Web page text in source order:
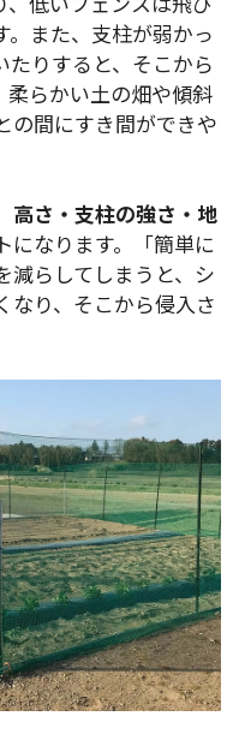
また、支柱が弱かっ
たりすると、そこから
柔らかい土の畑や傾斜
の間にすき間ができや
高さ・支柱の強さ・地
になります。「簡単に
減らしてしまうと、シ
なり、そこから侵入さ